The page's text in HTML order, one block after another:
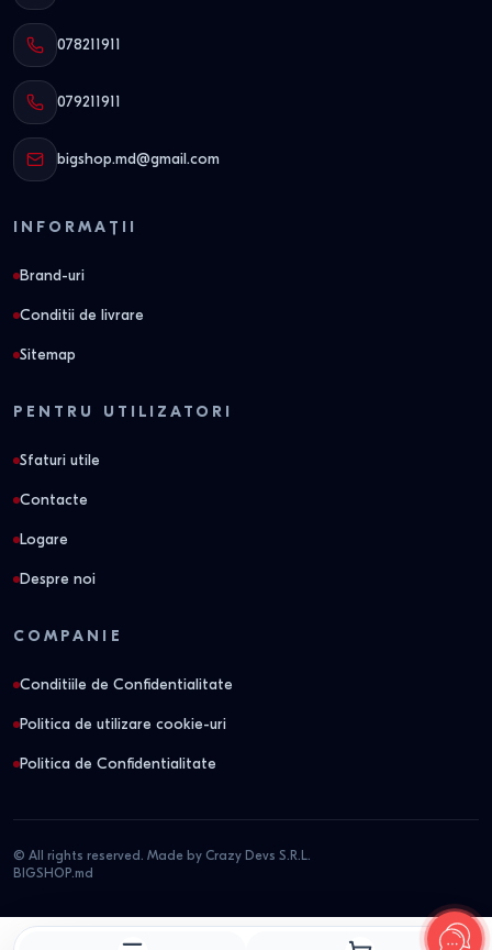
078211911
079211911
bigshop.md@gmail.com
INFORMAȚII
Brand-uri
Conditii de livrare
Sitemap
PENTRU UTILIZATORI
Sfaturi utile
Contacte
Logare
Despre noi
COMPANIE
Conditiile de Confidentialitate
Politica de utilizare cookie-uri
Politica de Confidentialitate
© All rights reserved. Made by Crazy Devs S.R.L.
BIGSHOP.md